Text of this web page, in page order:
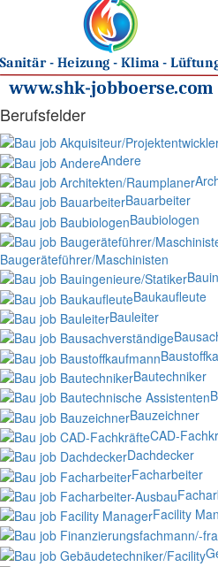
Berufsfelder
Andere
Bauarbeiter
Baubiologen
Baugeräteführer/Maschinisten
Baukaufleute
Bauleiter
Bautechniker
Bauzeichner
CAD-
Dachdecker
Facharbeiter
Facility